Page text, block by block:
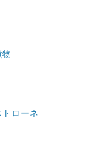
ローネ